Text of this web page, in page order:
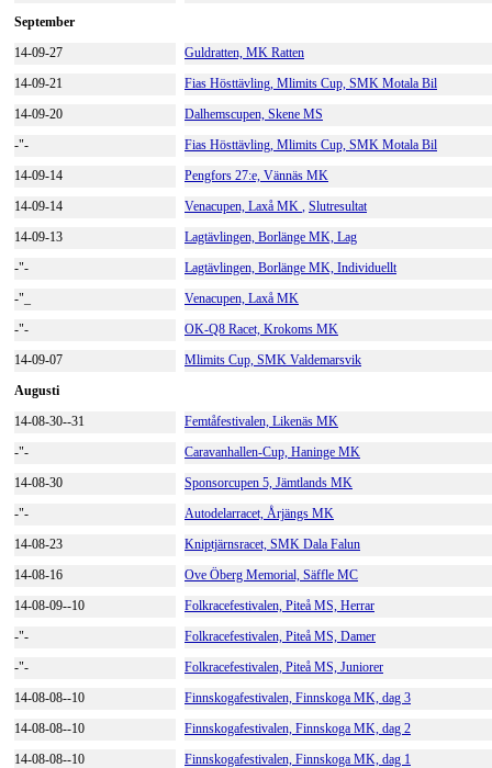
September
14-09-27
Guldratten, MK Ratten
14-09-21
Fias Hösttävling, Mlimits Cup, SMK Motala Bil
14-09-20
Dalhemscupen, Skene MS
-"-
Fias Hösttävling, Mlimits Cup, SMK Motala Bil
14-09-14
Pengfors 27:e, Vännäs MK
14-09-14
Venacupen, Laxå MK , Slutresultat
14-09-13
Lagtävlingen, Borlänge MK, Lag
-"-
Lagtävlingen, Borlänge MK, Individuellt
-"_
Venacupen, Laxå MK
-"-
OK-Q8 Racet, Krokoms MK
14-09-07
Mlimits Cup, SMK Valdemarsvik
Augusti
14-08-30--31
Femtåfestivalen, Likenäs MK
-"-
Caravanhallen-Cup, Haninge MK
14-08-30
Sponsorcupen 5, Jämtlands MK
-"-
Autodelarracet, Årjängs MK
14-08-23
Kniptjärnsracet, SMK Dala Falun
14-08-16
Ove Öberg Memorial, Säffle MC
14-08-09--10
Folkracefestivalen, Piteå MS, Herrar
-"-
Folkracefestivalen, Piteå MS, Damer
-"-
Folkracefestivalen, Piteå MS, Juniorer
14-08-08--10
Finnskogafestivalen, Finnskoga MK, dag 3
14-08-08--10
Finnskogafestivalen, Finnskoga MK, dag 2
14-08-08--10
Finnskogafestivalen, Finnskoga MK, dag 1